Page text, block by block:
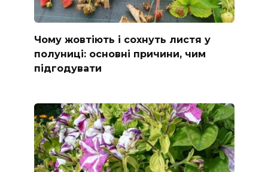
Чому жовтіють і сохнуть листя у
полуниці: основні причини, чим
підгодувати